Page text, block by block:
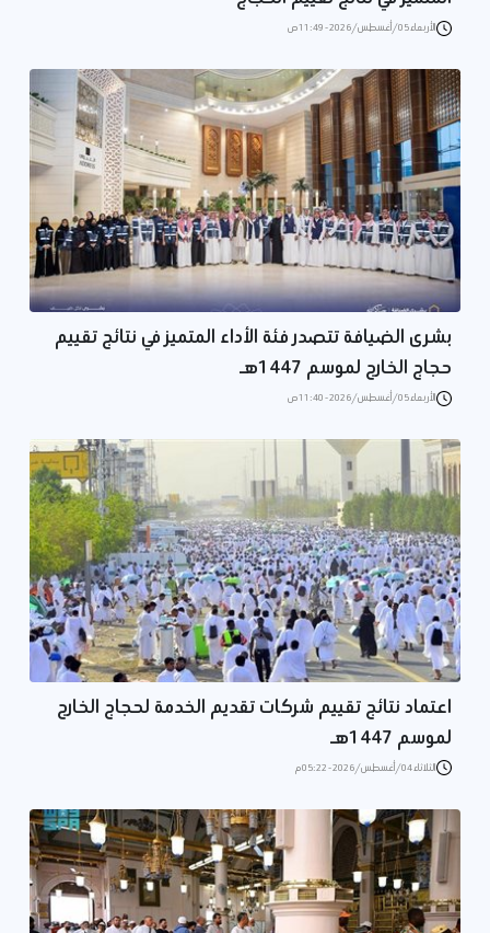
الأربعاء 05/أغسطس/2026 - 11:49 ص
بشرى الضيافة تتصدر فئة الأداء المتميز في نتائج تقييم
حجاج الخارج لموسم 1447هـ
الأربعاء 05/أغسطس/2026 - 11:40 ص
اعتماد نتائج تقييم شركات تقديم الخدمة لحجاج الخارج
لموسم 1447هـ
الثلاثاء 04/أغسطس/2026 - 05:22 م